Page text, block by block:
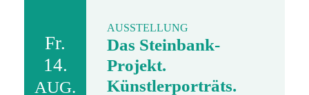
Fr.
14.
AUG.
AUSSTELLUNG
Das Steinbank-
Projekt.
Künstlerporträts.